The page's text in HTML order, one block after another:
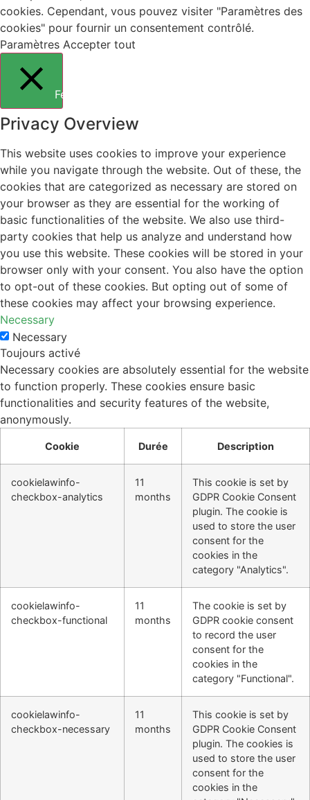
cookies. Cependant, vous pouvez visiter "Paramètres des
cookies" pour fournir un consentement contrôlé.
Paramètres Accepter tout
Fermer
Privacy Overview
This website uses cookies to improve your experience
while you navigate through the website. Out of these, the
cookies that are categorized as necessary are stored on
your browser as they are essential for the working of
basic functionalities of the website. We also use third-
party cookies that help us analyze and understand how
you use this website. These cookies will be stored in your
browser only with your consent. You also have the option
to opt-out of these cookies. But opting out of some of
these cookies may affect your browsing experience.
Necessary
Necessary
Toujours activé
Necessary cookies are absolutely essential for the website
to function properly. These cookies ensure basic
functionalities and security features of the website,
anonymously.
Cookie Durée Description
cookielawinfo-
checkbox-analytics
11
months
This cookie is set by
GDPR Cookie Consent
plugin. The cookie is
used to store the user
consent for the
cookies in the
category "Analytics".
cookielawinfo-
checkbox-functional
11
months
The cookie is set by
GDPR cookie consent
to record the user
consent for the
cookies in the
category "Functional".
cookielawinfo-
checkbox-necessary
11
months
This cookie is set by
GDPR Cookie Consent
plugin. The cookies is
used to store the user
consent for the
cookies in the